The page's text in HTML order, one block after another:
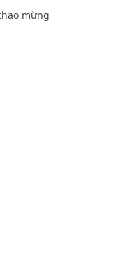
mừng